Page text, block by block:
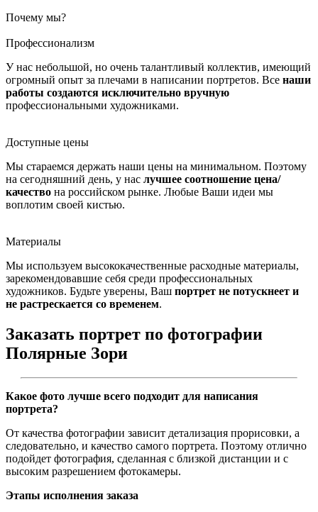
Почему мы?
Профессионализм
У нас небольшой, но очень талантливый коллектив, имеющий
огромный опыт за плечами в написании портретов. Все наши
работы создаются исключительно вручную
профессиональными художниками.
Доступные цены
Мы стараемся держать наши цены на минимальном. Поэтому
на сегодняшний день, у нас лучшее соотношение цена/
качество на российском рынке. Любые Ваши идеи мы
воплотим своей кистью.
Материалы
Мы используем высококачественные расходные материалы,
зарекомендовавшие себя среди профессиональных
художников. Будьте уверены, Ваш портрет не потускнеет и
не растрескается со временем.
Заказать портрет по фотографии
Полярные Зори
Какое фото лучше всего подходит для написания
портрета?
От качества фотографии зависит детализация прорисовки, а
следовательно, и качество самого портрета. Поэтому отлично
подойдет фотография, сделанная с близкой дистанции и с
высоким разрешением фотокамеры.
Этапы исполнения заказа